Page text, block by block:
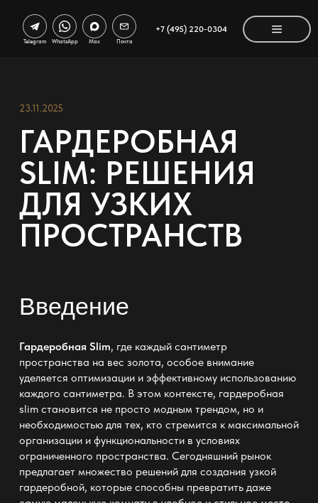
+7 (495) 220-0304
Telegram WhatsApp Max Почта
23.11.2025
ГАРДЕРОБНАЯ
SLIM: РЕШЕНИЯ
ДЛЯ УЗКИХ
ПРОСТРАНСТВ
Введение
Гардеробная Slim, где каждый сантиметр
пространства на вес золота, особое внимание
уделяется оптимизации и эффективному использованию
каждого сантиметра. В этом контексте, гардеробная
slimстановится не просто модным трендом, но и
необходимостью для тех, кто стремится к максимальной
организации и функциональности в условиях
ограниченного пространства. Сегодняшний рынок
предлагает множество решений для создания узкой
гардеробной, которые способны превратить даже